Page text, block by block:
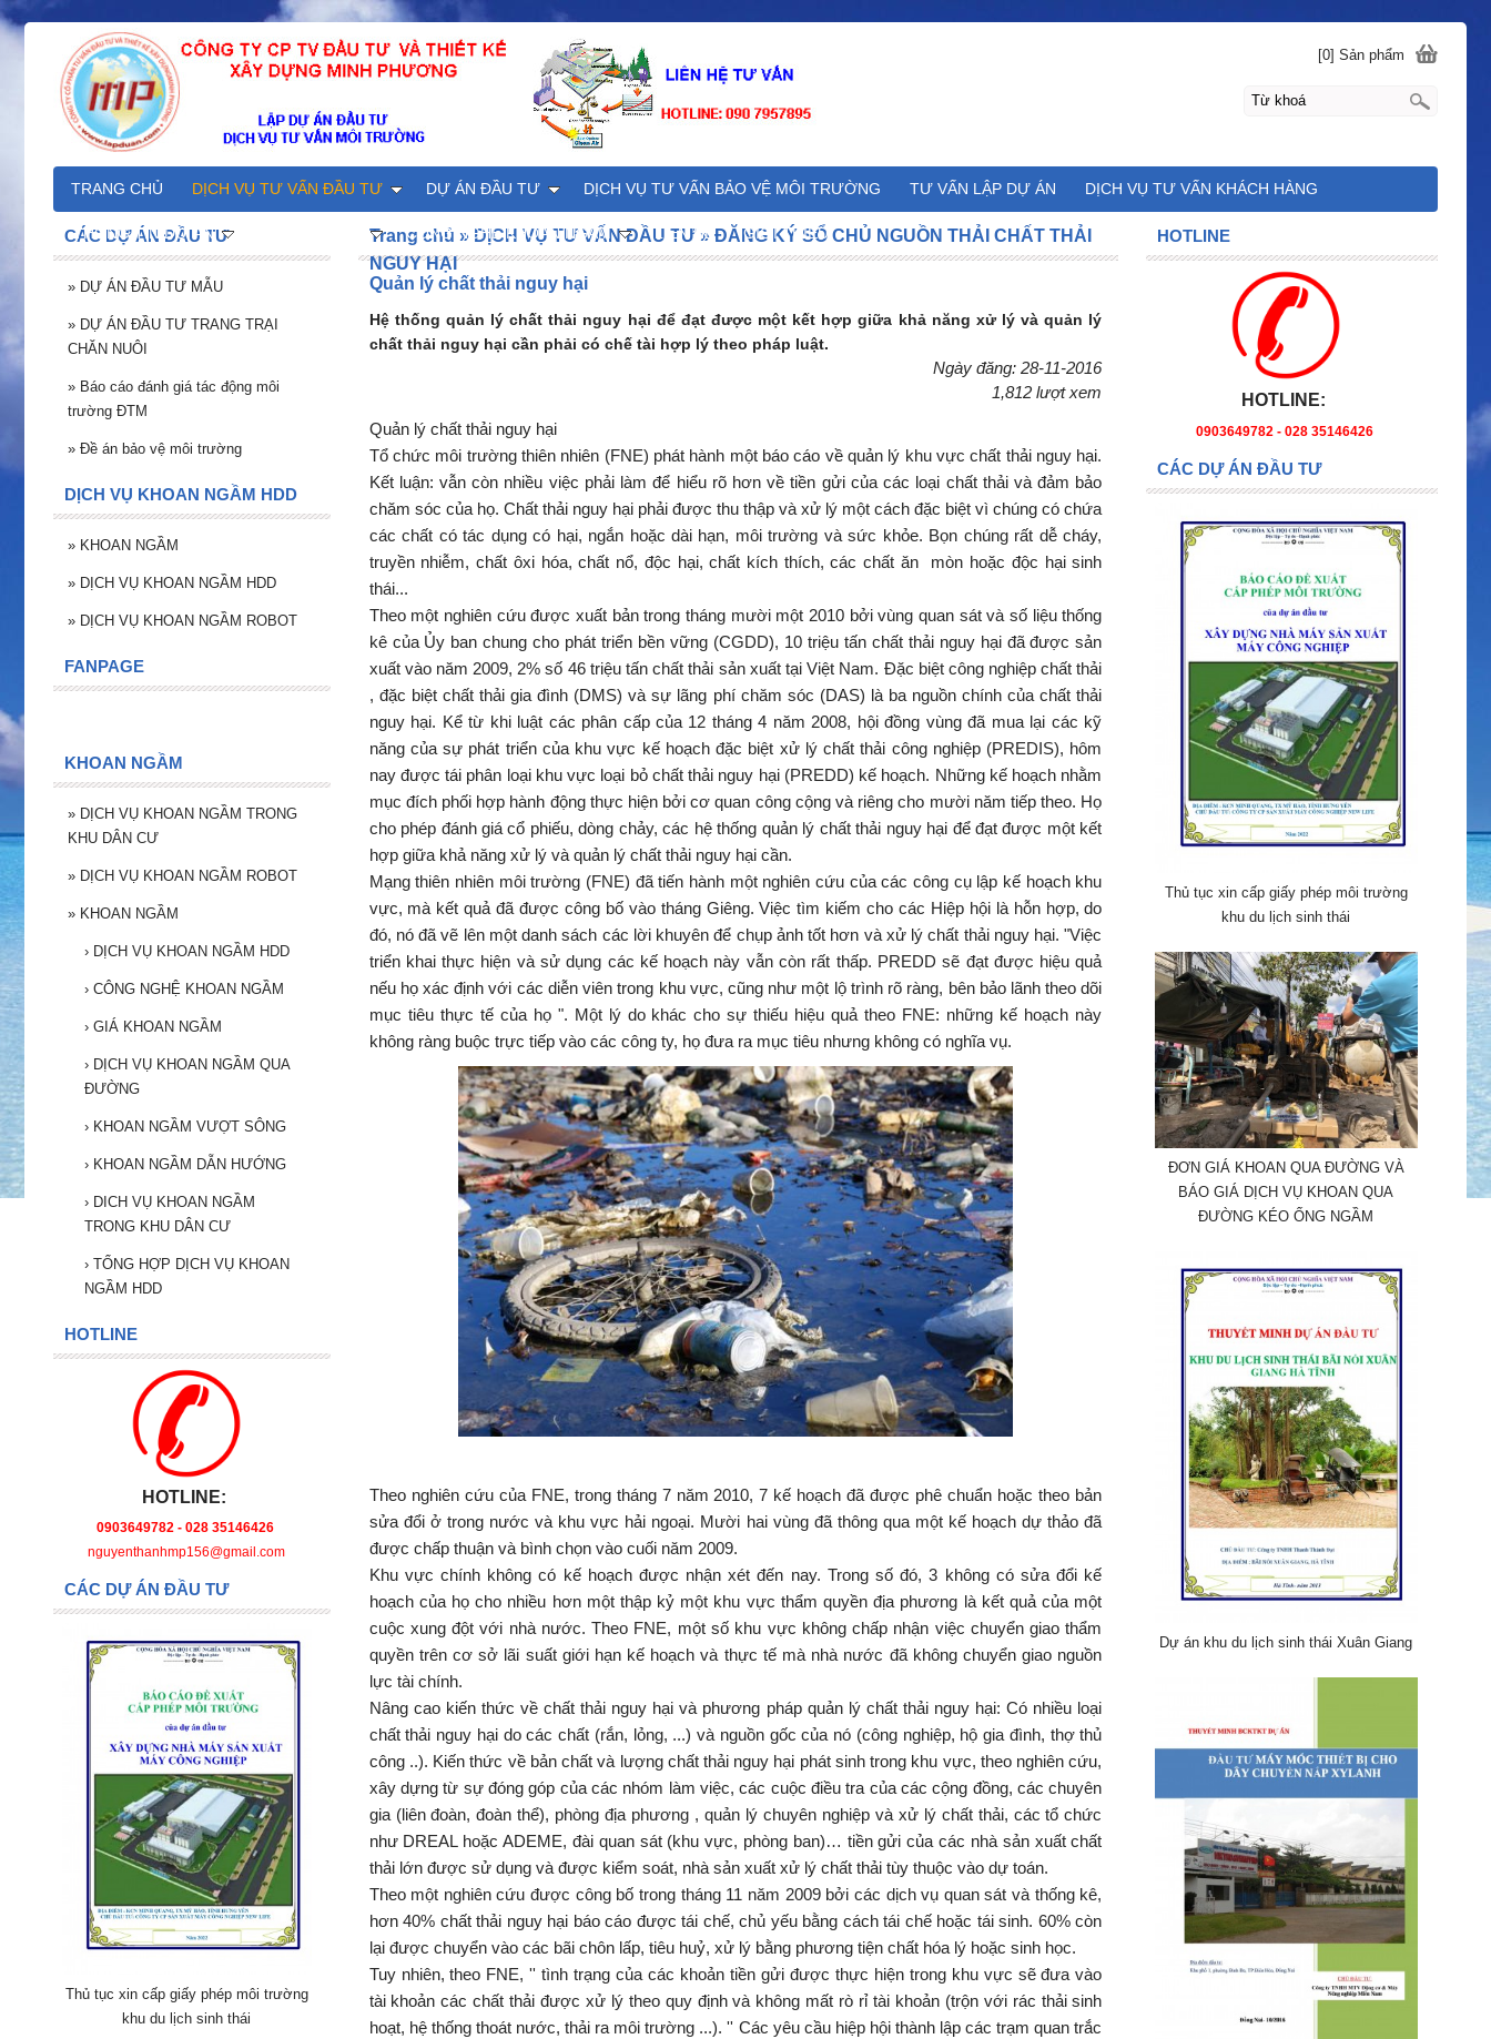
Quản lý chất thải nguy hại
Hệ thống quản lý chất thải nguy hại để đạt được một kết hợp giữa khả năng xử lý và quản lý
chất thải nguy hại cần phải có chế tài hợp lý theo pháp luật.
Ngày đăng: 28-11-2016
1,812 lượt xem
Quản lý chất thải nguy hại
Tổ chức môi trường thiên nhiên (FNE) phát hành một báo cáo về quản lý khu vực chất thải nguy hại.
Kết luận: vẫn còn nhiều việc phải làm để hiểu rõ hơn về tiền gửi của các loại chất thải và đảm bảo
chăm sóc của họ. Chất thải nguy hại phải được thu thập và xử lý một cách đặc biệt vì chúng có chứa
các chất có tác dụng có hại, ngắn hoặc dài hạn, môi trường và sức khỏe. Bọn chúng rất dễ cháy,
truyền nhiễm, chất ôxi hóa, chất nổ, độc hại, chất kích thích, các chất ăn mòn hoặc độc hại sinh
thái...
Theo một nghiên cứu được xuất bản trong tháng mười một 2010 bởi vùng quan sát và số liệu thống
kê của Ủy ban chung cho phát triển bền vững (CGDD), 10 triệu tấn chất thải nguy hại đã được sản
xuất vào năm 2009, 2% số 46 triệu tấn chất thải sản xuất tại Việt Nam. Đặc biệt công nghiệp chất thải
, đặc biệt chất thải gia đình (DMS) và sự lãng phí chăm sóc (DAS) là ba nguồn chính của chất thải
nguy hại. Kể từ khi luật các phân cấp của 12 tháng 4 năm 2008, hội đồng vùng đã mua lại các kỹ
năng của sự phát triển của khu vực kế hoạch đặc biệt xử lý chất thải công nghiệp (PREDIS), hôm
nay được tái phân loại khu vực loại bỏ chất thải nguy hại (PREDD) kế hoạch. Những kế hoạch nhằm
mục đích phối hợp hành động thực hiện bởi cơ quan công cộng và riêng cho mười năm tiếp theo. Họ
cho phép đánh giá cổ phiếu, dòng chảy, các hệ thống quản lý chất thải nguy hại để đạt được một kết
hợp giữa khả năng xử lý và quản lý chất thải nguy hại cần.
Mạng thiên nhiên môi trường (FNE) đã tiến hành một nghiên cứu của các công cụ lập kế hoạch khu
vực, mà kết quả đã được công bố vào tháng Giêng. Việc tìm kiếm cho các Hiệp hội là hỗn hợp, do
đó, nó đã vẽ lên một danh sách các lời khuyên để chụp ảnh tốt hơn và xử lý chất thải nguy hại. "Việc
triển khai thực hiện và sử dụng các kế hoạch này vẫn còn rất thấp. PREDD sẽ đạt được hiệu quả
nếu họ xác định với các diễn viên trong khu vực, cũng như một lộ trình rõ ràng, bên bảo lãnh theo dõi
mục tiêu thực tế của họ ". Một lý do khác cho sự thiếu hiệu quả theo FNE: những kế hoạch này
không ràng buộc trực tiếp vào các công ty, họ đưa ra mục tiêu nhưng không có nghĩa vụ.
Theo nghiên cứu của FNE, trong tháng 7 năm 2010, 7 kế hoạch đã được phê chuẩn hoặc theo bản
sửa đổi ở trong nước và khu vực hải ngoại. Mười hai vùng đã thông qua một kế hoạch dự thảo đã
được chấp thuận và bình chọn vào cuối năm 2009.
Khu vực chính không có kế hoạch được nhận xét đến nay. Trong số đó, 3 không có sửa đổi kế
hoạch của họ cho nhiều hơn một thập kỷ một khu vực thẩm quyền địa phương là kết quả của một
cuộc xung đột với nhà nước. Theo FNE, một số khu vực không chấp nhận việc chuyển giao thẩm
quyền trên cơ sở lãi suất giới hạn kế hoạch và thực tế mà nhà nước đã không chuyển giao nguồn
lực tài chính.
Nâng cao kiến thức về chất thải nguy hại và phương pháp quản lý chất thải nguy hại: Có nhiều loại
chất thải nguy hại do các chất (rắn, lỏng, ...) và nguồn gốc của nó (công nghiệp, hộ gia đình, thợ thủ
công ..). Kiến thức về bản chất và lượng chất thải nguy hại phát sinh trong khu vực, theo nghiên cứu,
xây dựng từ sự đóng góp của các nhóm làm việc, các cuộc điều tra của các cộng đồng, các chuyên
gia (liên đoàn, đoàn thể), phòng địa phương , quản lý chuyên nghiệp và xử lý chất thải, các tổ chức
như DREAL hoặc ADEME, đài quan sát (khu vực, phòng ban)… tiền gửi của các nhà sản xuất chất
thải lớn được sử dụng và được kiểm soát, nhà sản xuất xử lý chất thải tùy thuộc vào dự toán.
Theo một nghiên cứu được công bố trong tháng 11 năm 2009 bởi các dịch vụ quan sát và thống kê,
hơn 40% chất thải nguy hại báo cáo được tái chế, chủ yếu bằng cách tái chế hoặc tái sinh. 60% còn
lại được chuyển vào các bãi chôn lấp, tiêu huỷ, xử lý bằng phương tiện chất hóa lý hoặc sinh học.
Tuy nhiên, theo FNE, '' tình trạng của các khoản tiền gửi được thực hiện trong khu vực sẽ đưa vào
tài khoản các chất thải được xử lý theo quy định và không mất rò rỉ tài khoản (trộn với rác thải sinh
hoạt, hệ thống thoát nước, thải ra môi trường ...). '' Các yêu cầu hiệp hội thành lập các trạm quan trắc
Trang chủ » DỊCH VỤ TƯ VẤN ĐẦU TƯ » ĐĂNG KÝ SỔ CHỦ NGUỒN THẢI CHẤT THẢI
NGUY HẠI
HOTLINE
HOTLINE:
0903649782 - 028 35146426
CÁC DỰ ÁN ĐẦU TƯ
Thủ tục xin cấp giấy phép môi trường
khu du lịch sinh thái
ĐƠN GIÁ KHOAN QUA ĐƯỜNG VÀ
BÁO GIÁ DỊCH VỤ KHOAN QUA
ĐƯỜNG KÉO ỐNG NGẦM
Dự án khu du lịch sinh thái Xuân Giang
CÁC DỰ ÁN ĐẦU TƯ
» DỰ ÁN ĐẦU TƯ MẪU
» DỰ ÁN ĐẦU TƯ TRANG TRẠI
CHĂN NUÔI
» Báo cáo đánh giá tác động môi
trường ĐTM
» Đề án bảo vệ môi trường
DỊCH VỤ KHOAN NGẦM HDD
» KHOAN NGẦM
» DỊCH VỤ KHOAN NGẦM HDD
» DỊCH VỤ KHOAN NGẦM ROBOT
FANPAGE
KHOAN NGẦM
» DỊCH VỤ KHOAN NGẦM TRONG
KHU DÂN CƯ
» DỊCH VỤ KHOAN NGẦM ROBOT
» KHOAN NGẦM
› DỊCH VỤ KHOAN NGẦM HDD
› CÔNG NGHỆ KHOAN NGẦM
› GIÁ KHOAN NGẦM
› DỊCH VỤ KHOAN NGẦM QUA
ĐƯỜNG
› KHOAN NGẦM VƯỢT SÔNG
› KHOAN NGẦM DẪN HƯỚNG
› DICH VỤ KHOAN NGẦM
TRONG KHU DÂN CƯ
› TỔNG HỢP DỊCH VỤ KHOAN
NGẦM HDD
HOTLINE
HOTLINE:
0903649782 - 028 35146426
nguyenthanhmp156@gmail.com
CÁC DỰ ÁN ĐẦU TƯ
Thủ tục xin cấp giấy phép môi trường
khu du lịch sinh thái
[0] Sản phẩm
TRANG CHỦ DỊCH VỤ TƯ VẤN ĐẦU TƯ DỰ ÁN ĐẦU TƯ DỊCH VỤ TƯ VẤN BẢO VỆ MÔI TRƯỜNG TƯ VẤN LẬP DỰ ÁN DỊCH VỤ TƯ VẤN KHÁCH HÀNG
THÔNG TIN DỰ ÁN CÔNG NGHÊ KHOAN NGẦM LIÊN HỆ GIỚI THIỆU